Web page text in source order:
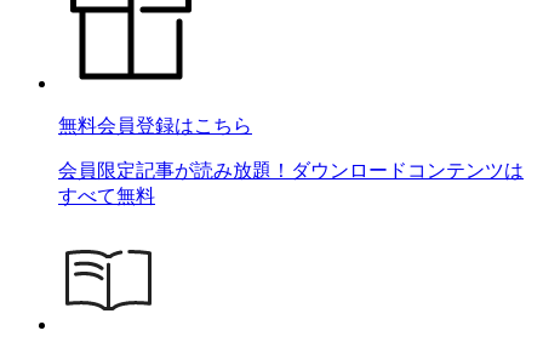
無料会員登録はこちら
会員限定記事が読み放題！ダウンロードコンテンツは
すべて無料